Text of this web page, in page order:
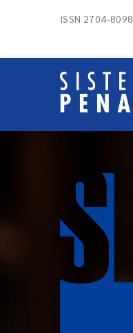
ISSN 2704-8098